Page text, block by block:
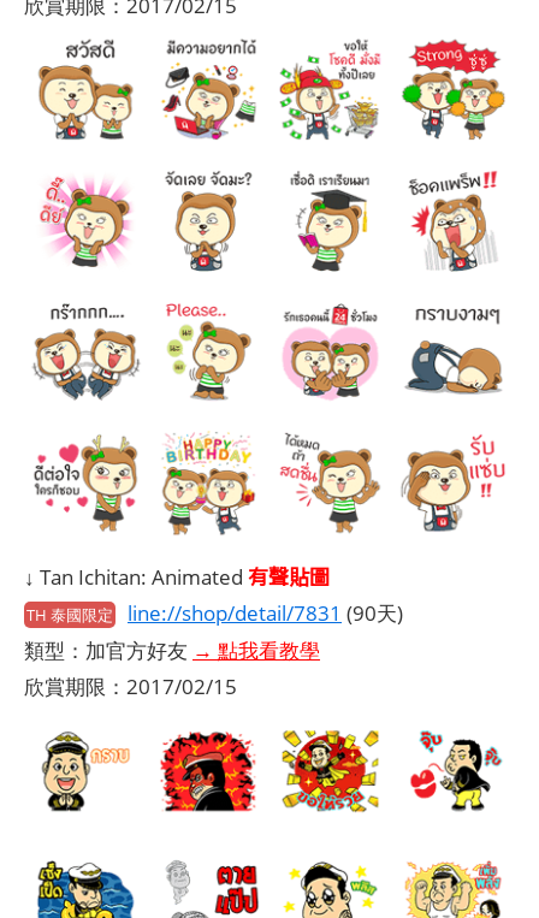
↓ Tan Ichitan: Animated 有聲貼圖
TH 泰國限定 line://shop/detail/7831 (90天)
類型：加官方好友 → 點我看教學
欣賞期限：2017/02/15